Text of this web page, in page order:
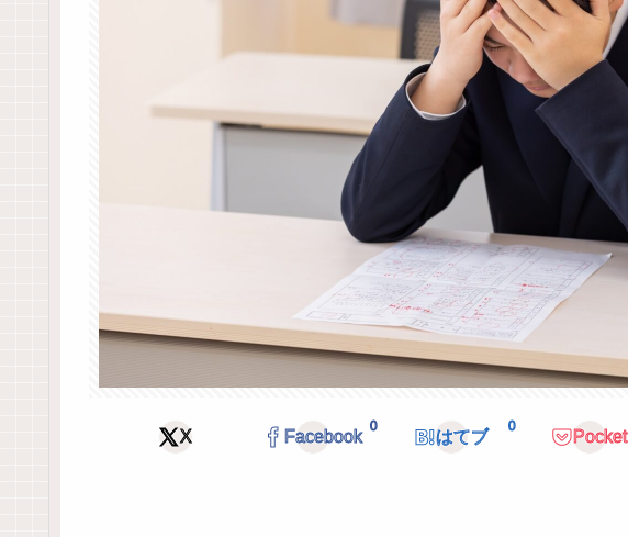
X Facebook
0
はてブ
0
Pocket